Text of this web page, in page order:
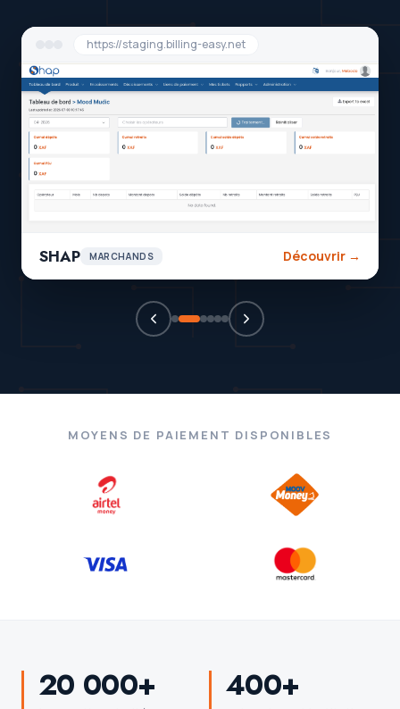
https://staging.billing-easy.net
SHAP MARCHANDS Découvrir →
MOYENS DE PAIEMENT DISPONIBLES
20 000+ 400+